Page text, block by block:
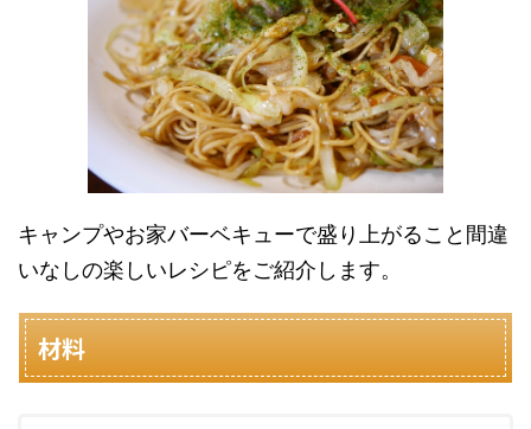
キャンプやお家バーベキューで盛り上がること間違
いなしの楽しいレシピをご紹介します。
材料